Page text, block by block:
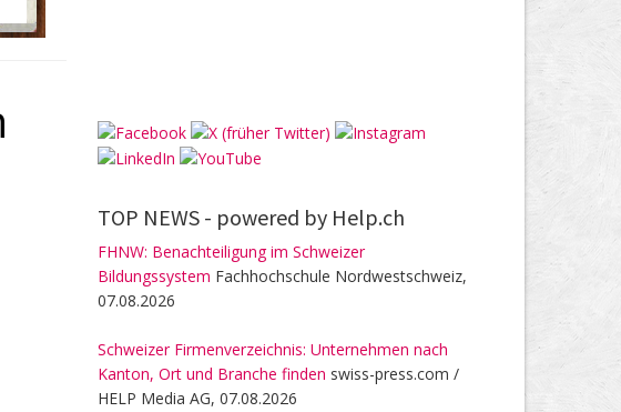
TOP NEWS - powered by Help.ch
FHNW: Benachteiligung im Schweizer
Bildungssystem Fachhochschule Nordwestschweiz,
07.08.2026
Schweizer Firmenverzeichnis: Unternehmen nach
Kanton, Ort und Branche finden swiss-press.com /
HELP Media AG, 07.08.2026